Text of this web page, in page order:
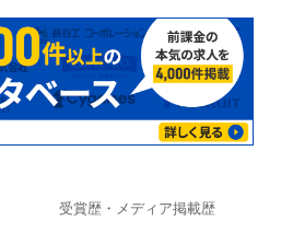
受賞歴・メディア掲載歴